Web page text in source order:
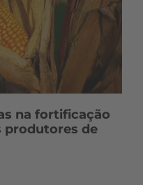
na fortificação
produtores de